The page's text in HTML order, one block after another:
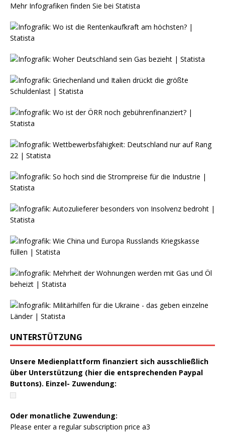
Mehr Infografiken finden Sie bei Statista
UNTERSTÜTZUNG
Unsere Medienplattform finanziert sich ausschließlich
über Unterstützung (hier die entsprechenden Paypal
Buttons). Einzel- Zuwendung:
Oder monatliche Zuwendung:
Please enter a regular subscription price a3